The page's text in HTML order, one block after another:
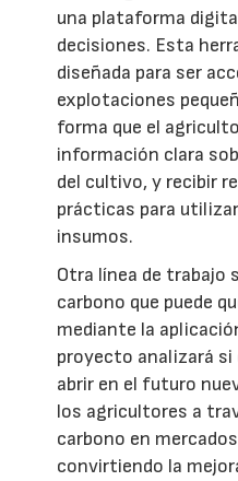
una plataforma
decisiones. Esta
diseñada para ser
explotaciones
forma que el
información clara
del cultivo, y recibir
prácticas para
insumos.
Otra línea de trabajo
carbono que puede
mediante la
proyecto analizará
abrir en el futuro
los agricultores a
carbono en
convirtiendo la